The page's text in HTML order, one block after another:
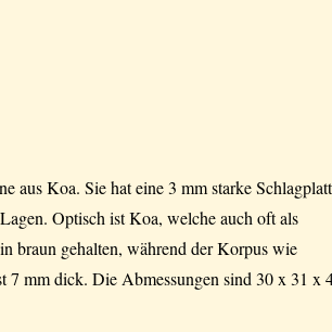
aus Koa. Sie hat eine 3 mm starke
Optisch ist Koa, welche auch oft als
braun gehalten, während der Korpus wie
7 mm dick. Die Abmessungen sind 30 x 31 x